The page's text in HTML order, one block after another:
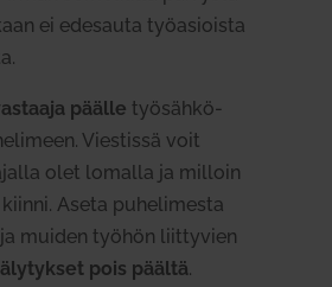
ei ede­sauta työ­asioista
päälle työ­säh­kö­
Vies­tissä voit
olet lomalla ja milloin
Aseta puhe­li­mesta
muiden työhön liit­tyvien
pois päältä.